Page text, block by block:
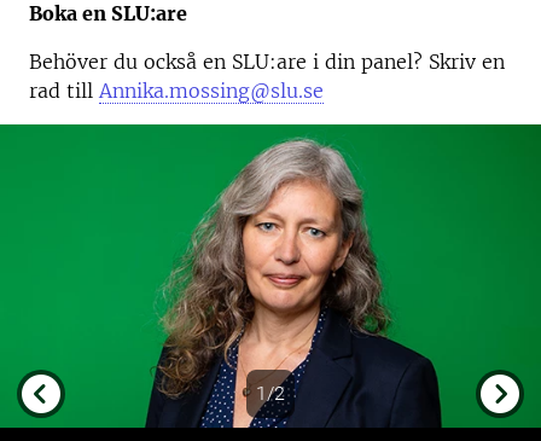
Boka en SLU:are
Behöver du också en SLU:are i din panel? Skriv en
rad till Annika.mossing@slu.se
1/2